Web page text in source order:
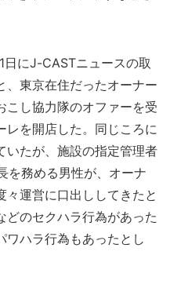
にJ-CASTニュースの取
、東京在住だったオーナー
こし協力隊のオファーを受
レを開店した。同じころに
いたが、施設の指定管理者
を務める男性が、オーナ
々運営に口出ししてきたと
どのセクハラ行為があった
ワハラ行為もあったとし